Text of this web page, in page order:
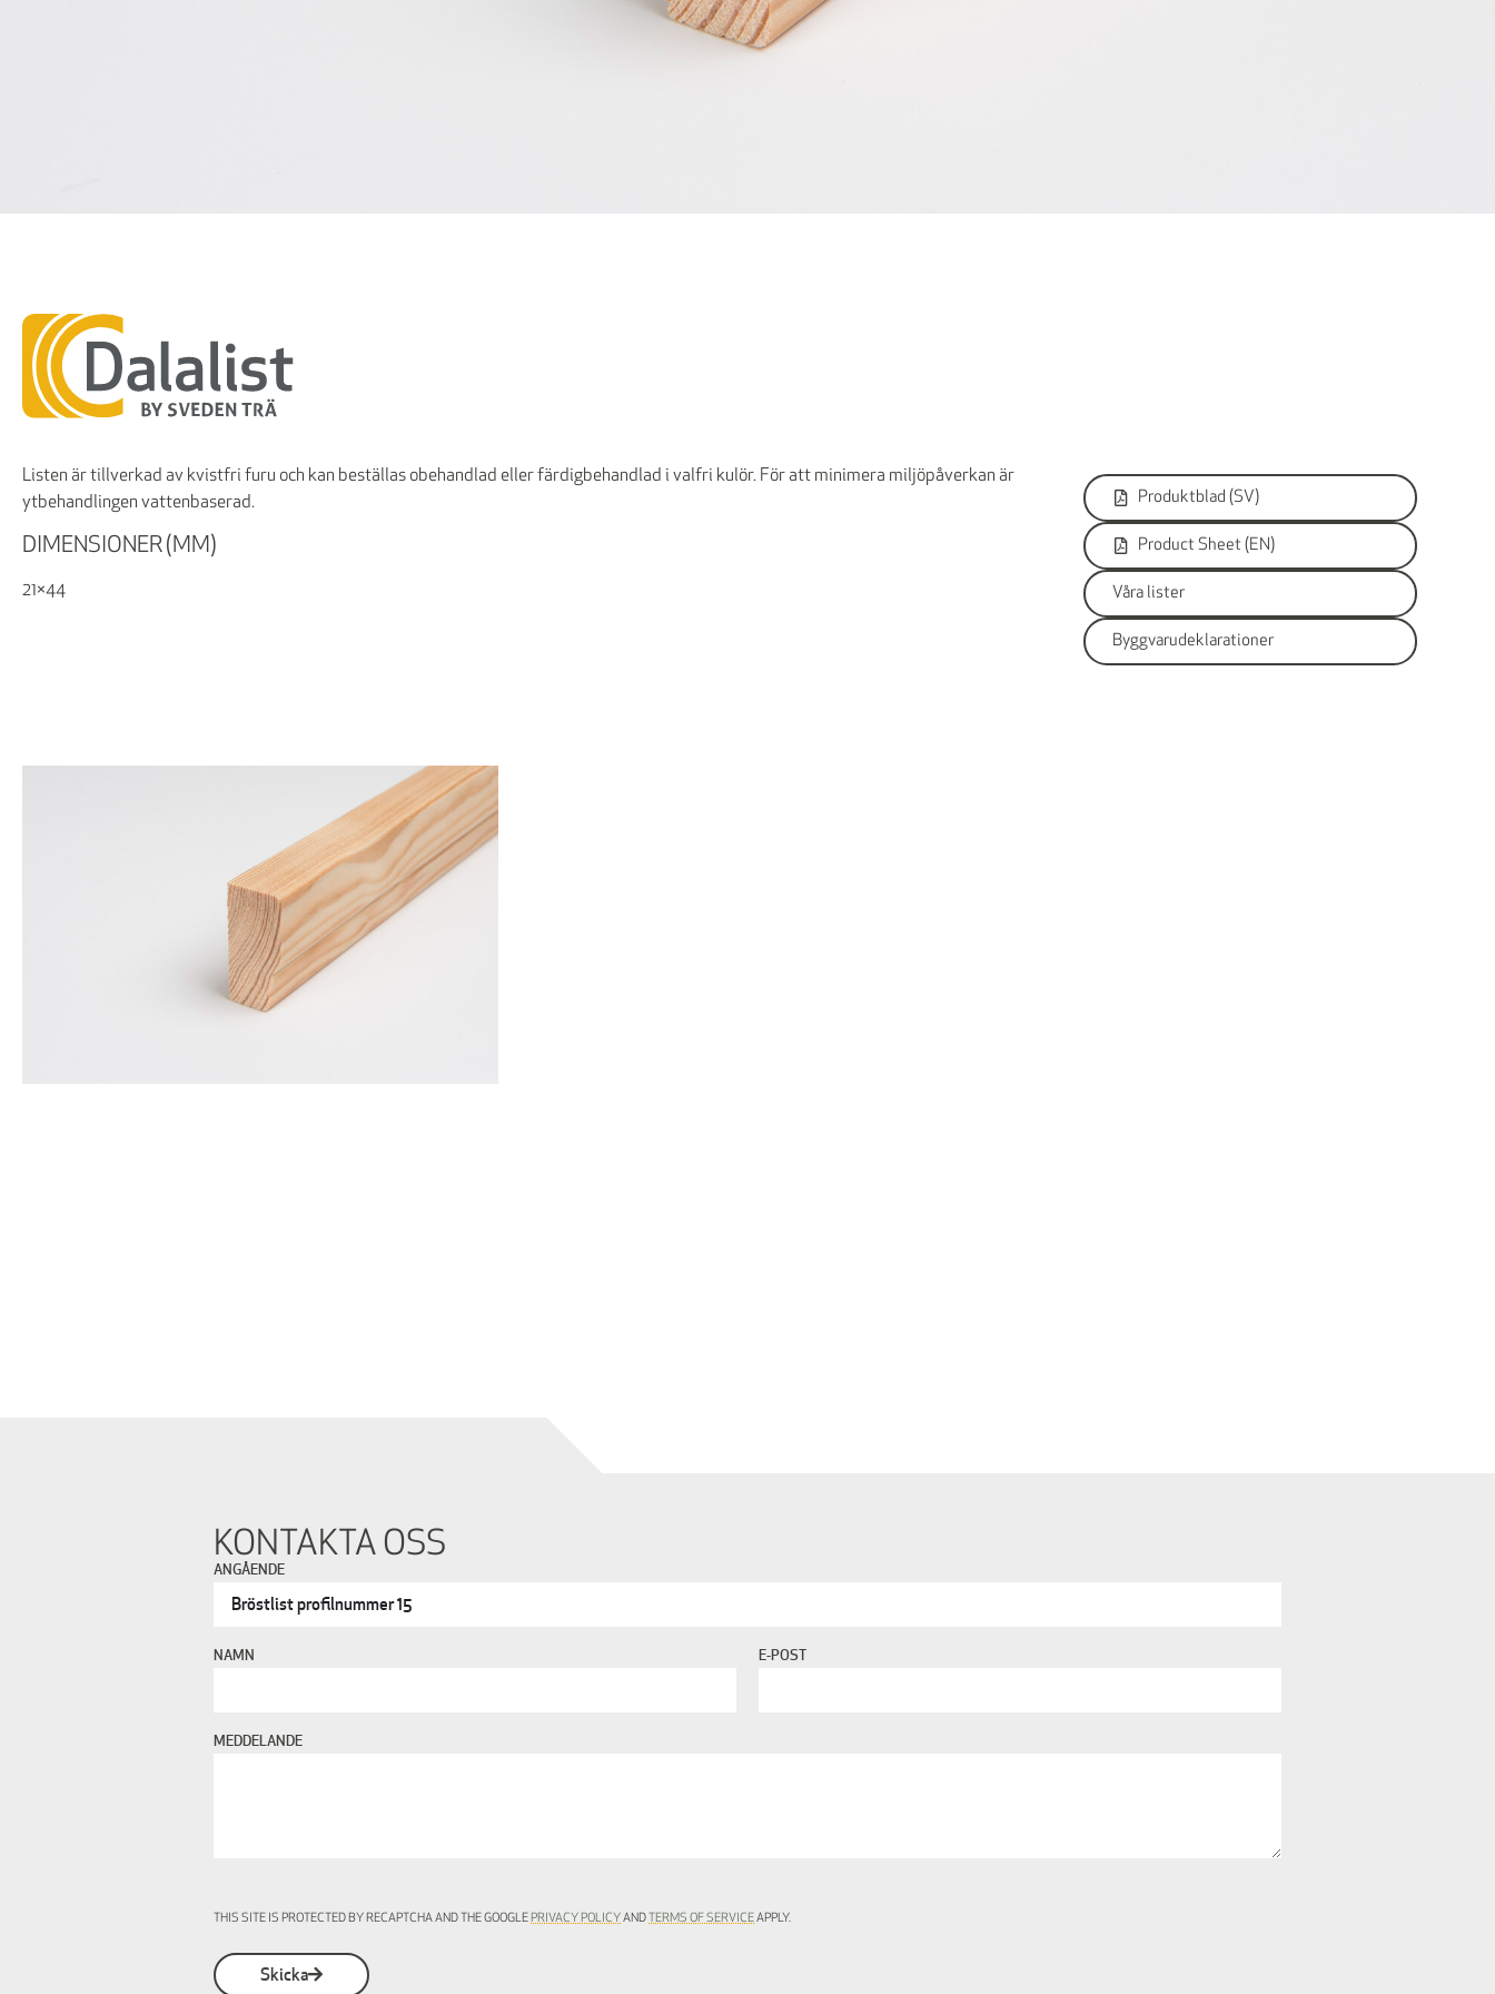
Listen är tillverkad av kvistfri furu och kan beställas obehandlad eller färdigbehandlad i valfri kulör. För att minimera miljöpåverkan är
ytbehandlingen vattenbaserad.
DIMENSIONER (MM)
21×44
Produktblad (SV)
Product Sheet (EN)
Våra lister
Byggvarudeklarationer
KONTAKTA OSS
ANGÅENDE
NAMN E-POST
MEDDELANDE
THIS SITE IS PROTECTED BY RECAPTCHA AND THE GOOGLE PRIVACY POLICY AND TERMS OF SERVICEAPPLY.
Skicka